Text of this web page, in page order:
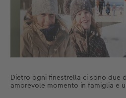
Dietro ogni finestrella ci sono due
amorevole momento in famiglia e